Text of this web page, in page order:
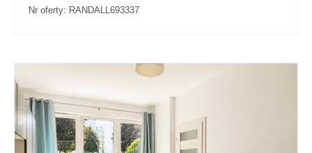
Nr oferty: RANDALL693337